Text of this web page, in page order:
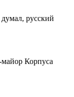
русский
Корпуса